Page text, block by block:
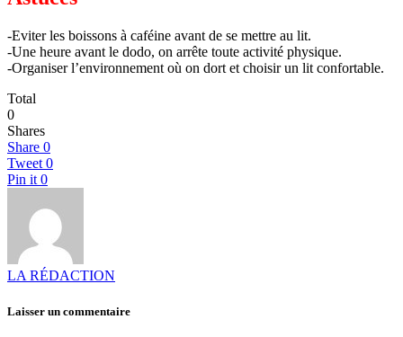
-Eviter les boissons à caféine avant de se mettre au lit.
-Une heure avant le dodo, on arrête toute activité physique.
-Organiser l’environnement où on dort et choisir un lit confortable.
Total
0
Shares
Share 0
Tweet 0
Pin it 0
LA RÉDACTION
Laisser un commentaire